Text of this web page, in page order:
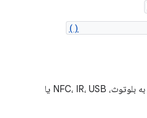
تعامل با دستگاه های خارجی که به بلوتوث، NFC، IR، USB یا